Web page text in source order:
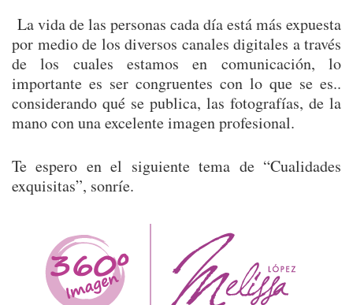
La vida de las personas cada día está más expuesta
por medio de los diversos canales digitales a través
de los cuales estamos en comunicación, lo
importante es ser congruentes con lo que se es..
considerando qué se publica, las fotografías, de la
mano con una excelente imagen profesional.
Te espero en el siguiente tema de “Cualidades
exquisitas”, sonríe.